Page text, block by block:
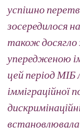
успішно
зосередилося
також досягло
упередженою
цей період
імміграційної